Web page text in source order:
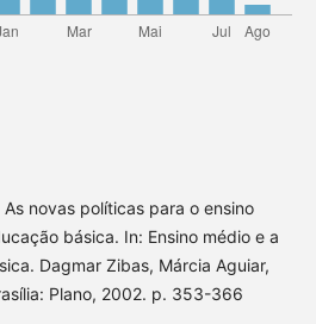
As novas políticas para o ensino
básica. In: Ensino médio e a
Dagmar Zibas, Márcia Aguiar,
Plano, 2002. p. 353-366